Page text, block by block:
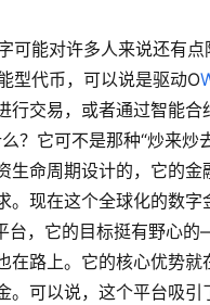
可能对许多人来说还有
型代币，可以说是驱动O
行交易，或者通过智能
？它可不是那种“炒来
生命周期设计的，它的金
。现在这个全球化的数
台，它的目标挺有野心
在路上。它的核心优势
。可以说，这个平台吸